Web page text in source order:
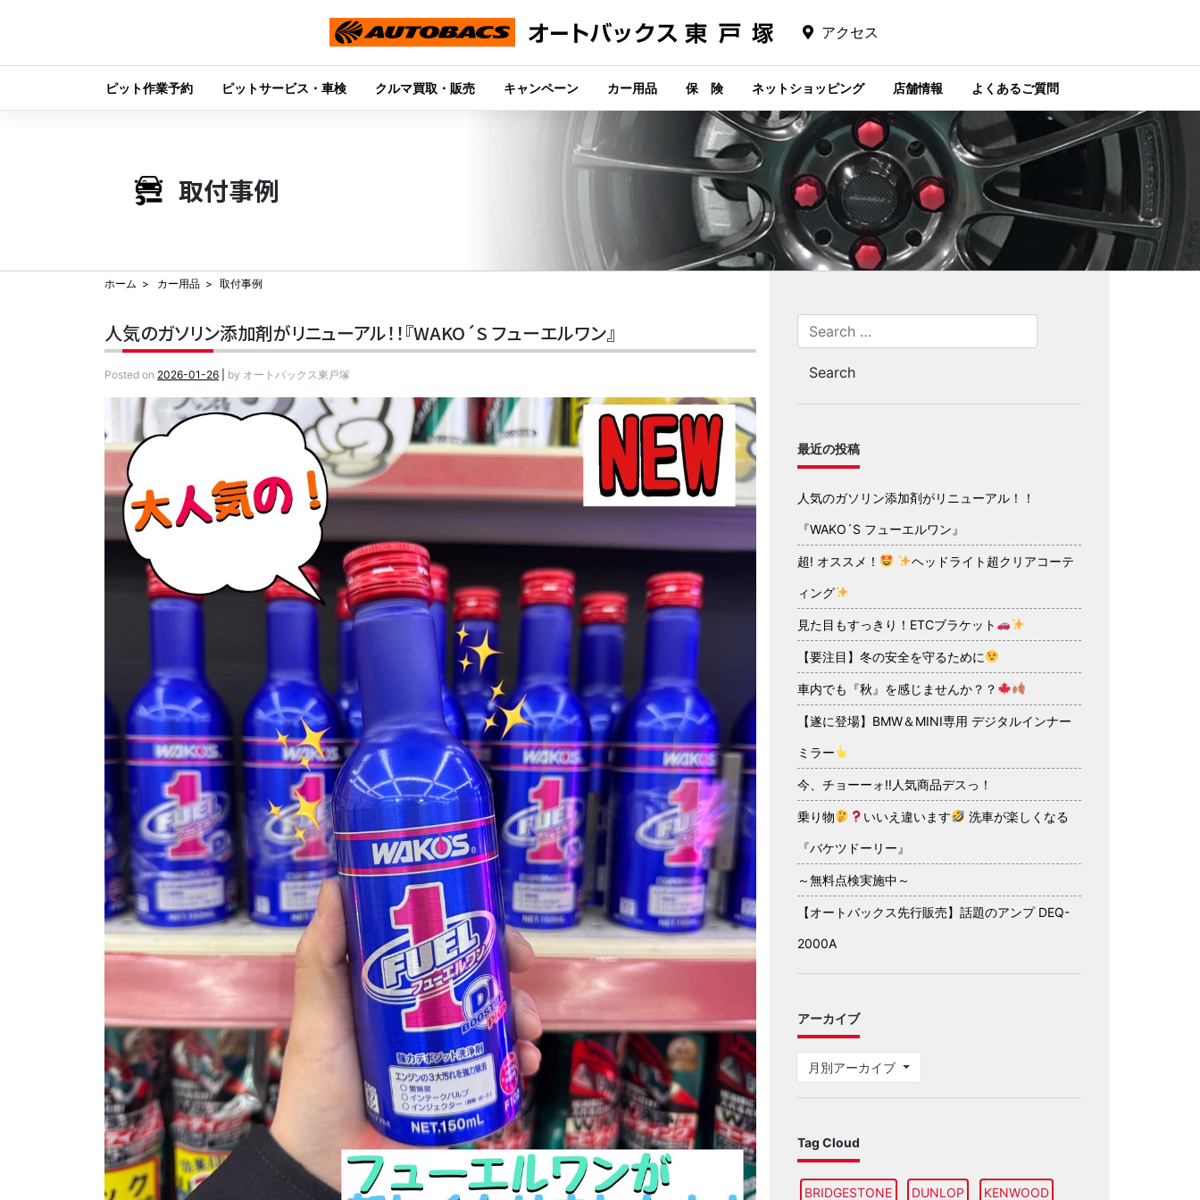
アクセス
ピット作業予約 ピットサービス・車検 クルマ買取・販売 キャンペーン カー用品 保 険 ネットショッピング 店舗情報 よくあるご質問
取付事例
ホーム カー用品 取付事例
人気のガソリン添加剤がリニューアル！！『WAKO´S フューエルワン』
Posted on 2026-01-26 by オートバックス東戸塚
最近の投稿
人気のガソリン添加剤がリニューアル！！
『WAKO´S フューエルワン』
超! オススメ！ ヘッドライト超クリアコーテ
ィング
見た目もすっきり！ETCブラケット
【要注目】冬の安全を守るために
車内でも『秋』を感じませんか？？
【遂に登場】BMW＆MINI専用 デジタルインナー
ミラー
今、チョーーォ!!人気商品デスっ！
乗り物 いいえ違います 洗車が楽しくなる
『バケツドーリー』
～無料点検実施中～
【オートバックス先行販売】話題のアンプ DEQ-
2000A
アーカイブ
月別アーカイブ
Tag Cloud
BRIDGESTONE DUNLOP KENWOOD